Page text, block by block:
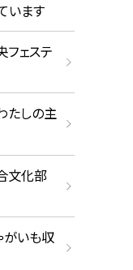
います
フェステ
たしの主
文化部
がいも収